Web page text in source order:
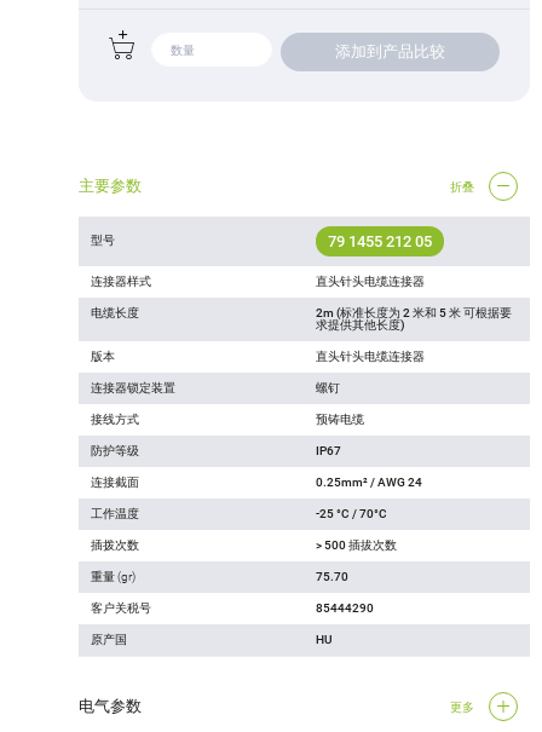
添加到产品比较
主要参数 折叠
型号 79 1455 212 05
连接器样式 直头针头电缆连接器
电缆长度
2m (标准长度为 2 米和 5 米 可根据要
求提供其他长度)
版本 直头针头电缆连接器
连接器锁定装置 螺钉
接线方式 预铸电缆
防护等级 IP67
连接截面 0.25mm² / AWG 24
工作温度 -25 °C / 70°C
插拨次数 > 500 插拔次数
重量 (gr) 75.70
客户关税号 85444290
原产国 HU
电气参数 更多